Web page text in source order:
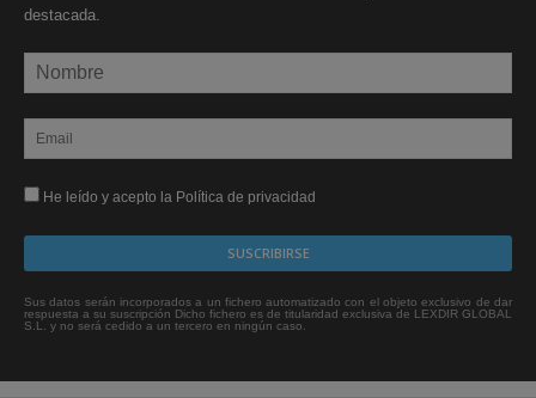
destacada.
He leído y acepto la Política de privacidad
Sus datos serán incorporados a un fichero automatizado con el objeto exclusivo de dar
respuesta a su suscripción Dicho fichero es de titularidad exclusiva de LEXDIR GLOBAL
S.L. y no será cedido a un tercero en ningún caso.